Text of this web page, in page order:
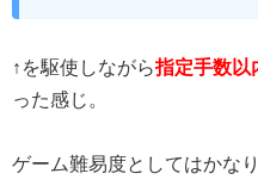
↑を駆使しながら指定手数以
った感じ。
ゲーム難易度としてはかな